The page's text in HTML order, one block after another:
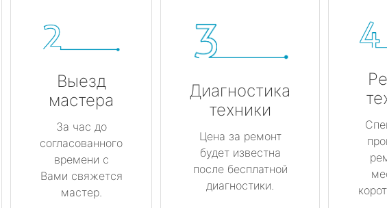
Выезд
мастера
За час до
согласованного
времени с
Вами свяжется
мастер.
Диагностика
техники
Цена за ремонт
будет известна
после бесплатной
диагностики.